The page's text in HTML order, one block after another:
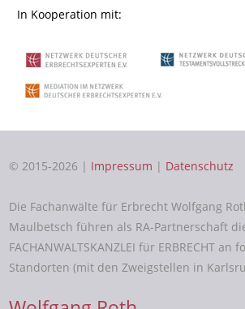
In Kooperation mit:
© 2015-2026 | Impressum | Datenschutz
Die Fachanwälte für Erbrecht Wolfgang
Maulbetsch führen als RA-Partnerschaft
FACHANWALTSKANZLEI für ERBRECHT an
Standorten (mit den Zweigstellen in